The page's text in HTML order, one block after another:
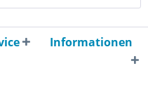
Informationen